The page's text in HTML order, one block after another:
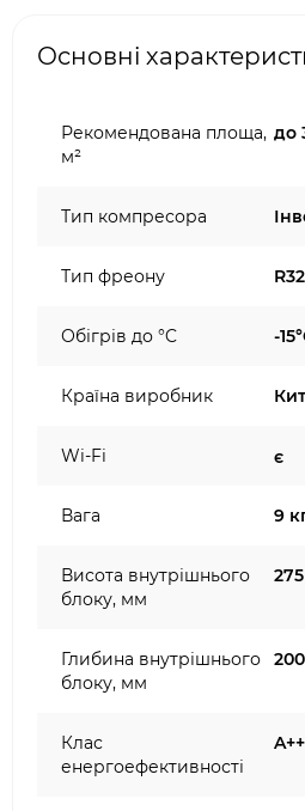
Основні
Рекомендована площа,
м²
до
Тип компресора
Тип фреону R32
Обігрів до °C -
Країна виробник
Wi-Fi є
Вага 9
Висота внутрішнього
блоку, мм
275
Глибина внутрішнього
блоку, мм
200
Клас
енергоефективності
A++